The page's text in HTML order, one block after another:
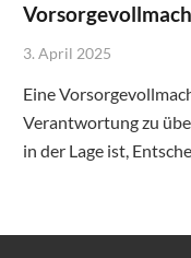
3. April 2025
Eine
Verantwortung zu
in der Lage ist,